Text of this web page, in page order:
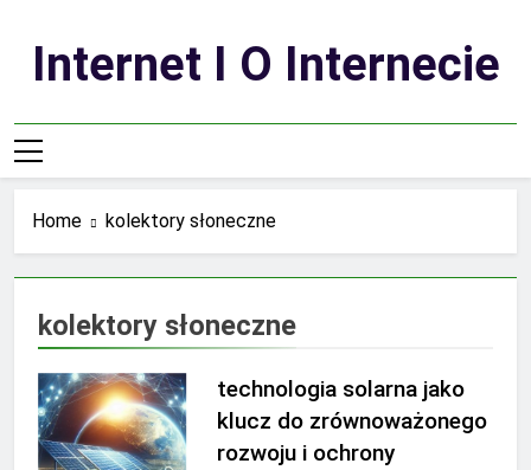
contentInternet I O Internecie
Home kolektory słoneczne
kolektory słoneczne
technologia solarna jako
klucz do zrównoważonego
rozwoju i ochrony